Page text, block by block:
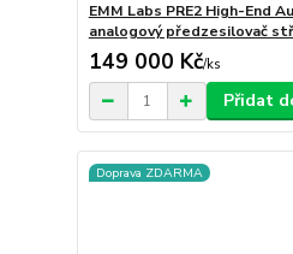
EMM Labs PRE2 High-End
analogový předzesilovač
149 000 Kč/ks
Přidat
Doprava ZDARMA